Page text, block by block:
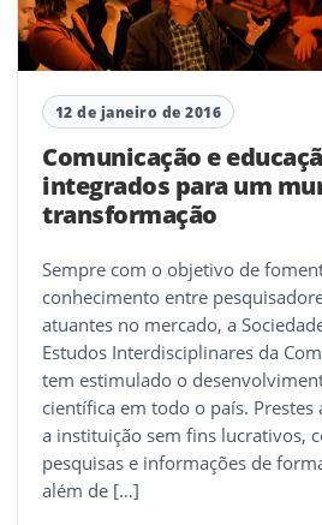
12 de janeiro de 2016
Comunicação e
integrados para um
transformação
Sempre com o objetivo de
conhecimento entre
atuantes no mercado, a
Estudos Interdisciplinares da
tem estimulado o
científica em todo o país.
a instituição sem fins lucrativos,
pesquisas e informações de
além de […]